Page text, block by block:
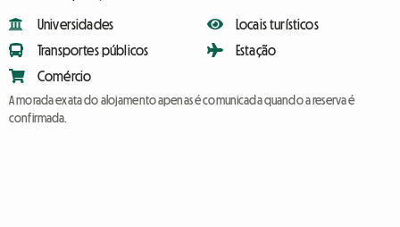
Universidades
Transportes públicos
Comércio
Locais turísticos
Estação
A morada exata do alojamento apenas é comunicada quando a reserva é
confirmada.